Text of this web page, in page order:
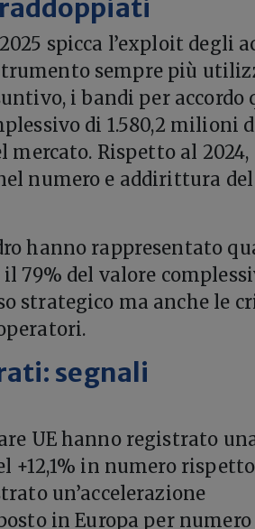
spicca l’exploit degli
sempre più
i bandi per accordo
di 1.580,2 milioni
mercato. Rispetto al 2024,
numero e addirittura del
hanno rappresentato
79% del valore
strategico ma anche le
segnali
UE hanno registrato
+12,1% in numero
un’accelerazione
in Europa per numero